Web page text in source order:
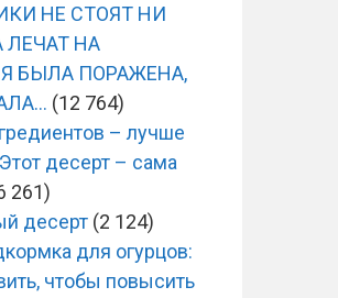
НЕ СТОЯТ НИ
ЛЕЧАТ НА
БЫЛА ПОРАЖЕНА,
(12 764)
– лучше
десерт – сама
261)
десерт (2 124)
для огурцов:
чтобы повысить